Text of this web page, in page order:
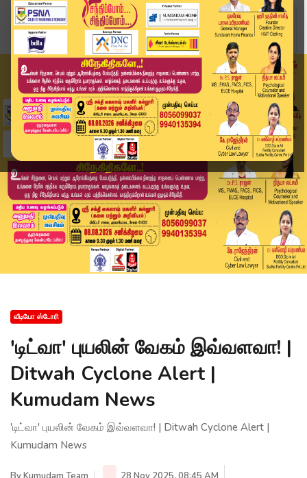
Home
வீடியோ ஸ்டோரி
'டிட்வா' புயலின் வேகம் இவ்வளவா! | Ditwah Cyclon...
வீடியோ ஸ்டோரி
'டிட்வா' புயலின் வேகம் இவ்வளவா! |
Ditwah Cyclone Alert |
Kumudam News
'டிட்வா' புயலின் வேகம் இவ்வளவா! | Ditwah Cyclone Alert |
Kumudam News